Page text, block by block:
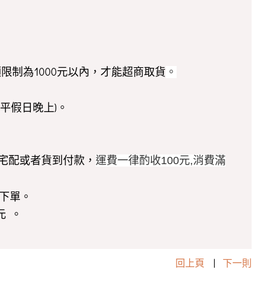
制為1000元以內，才能超商取貨 。
假日晚上)。
配或者貨到付款， 運費一律酌收100元,消費滿
單。
。
回上頁 | 下一則